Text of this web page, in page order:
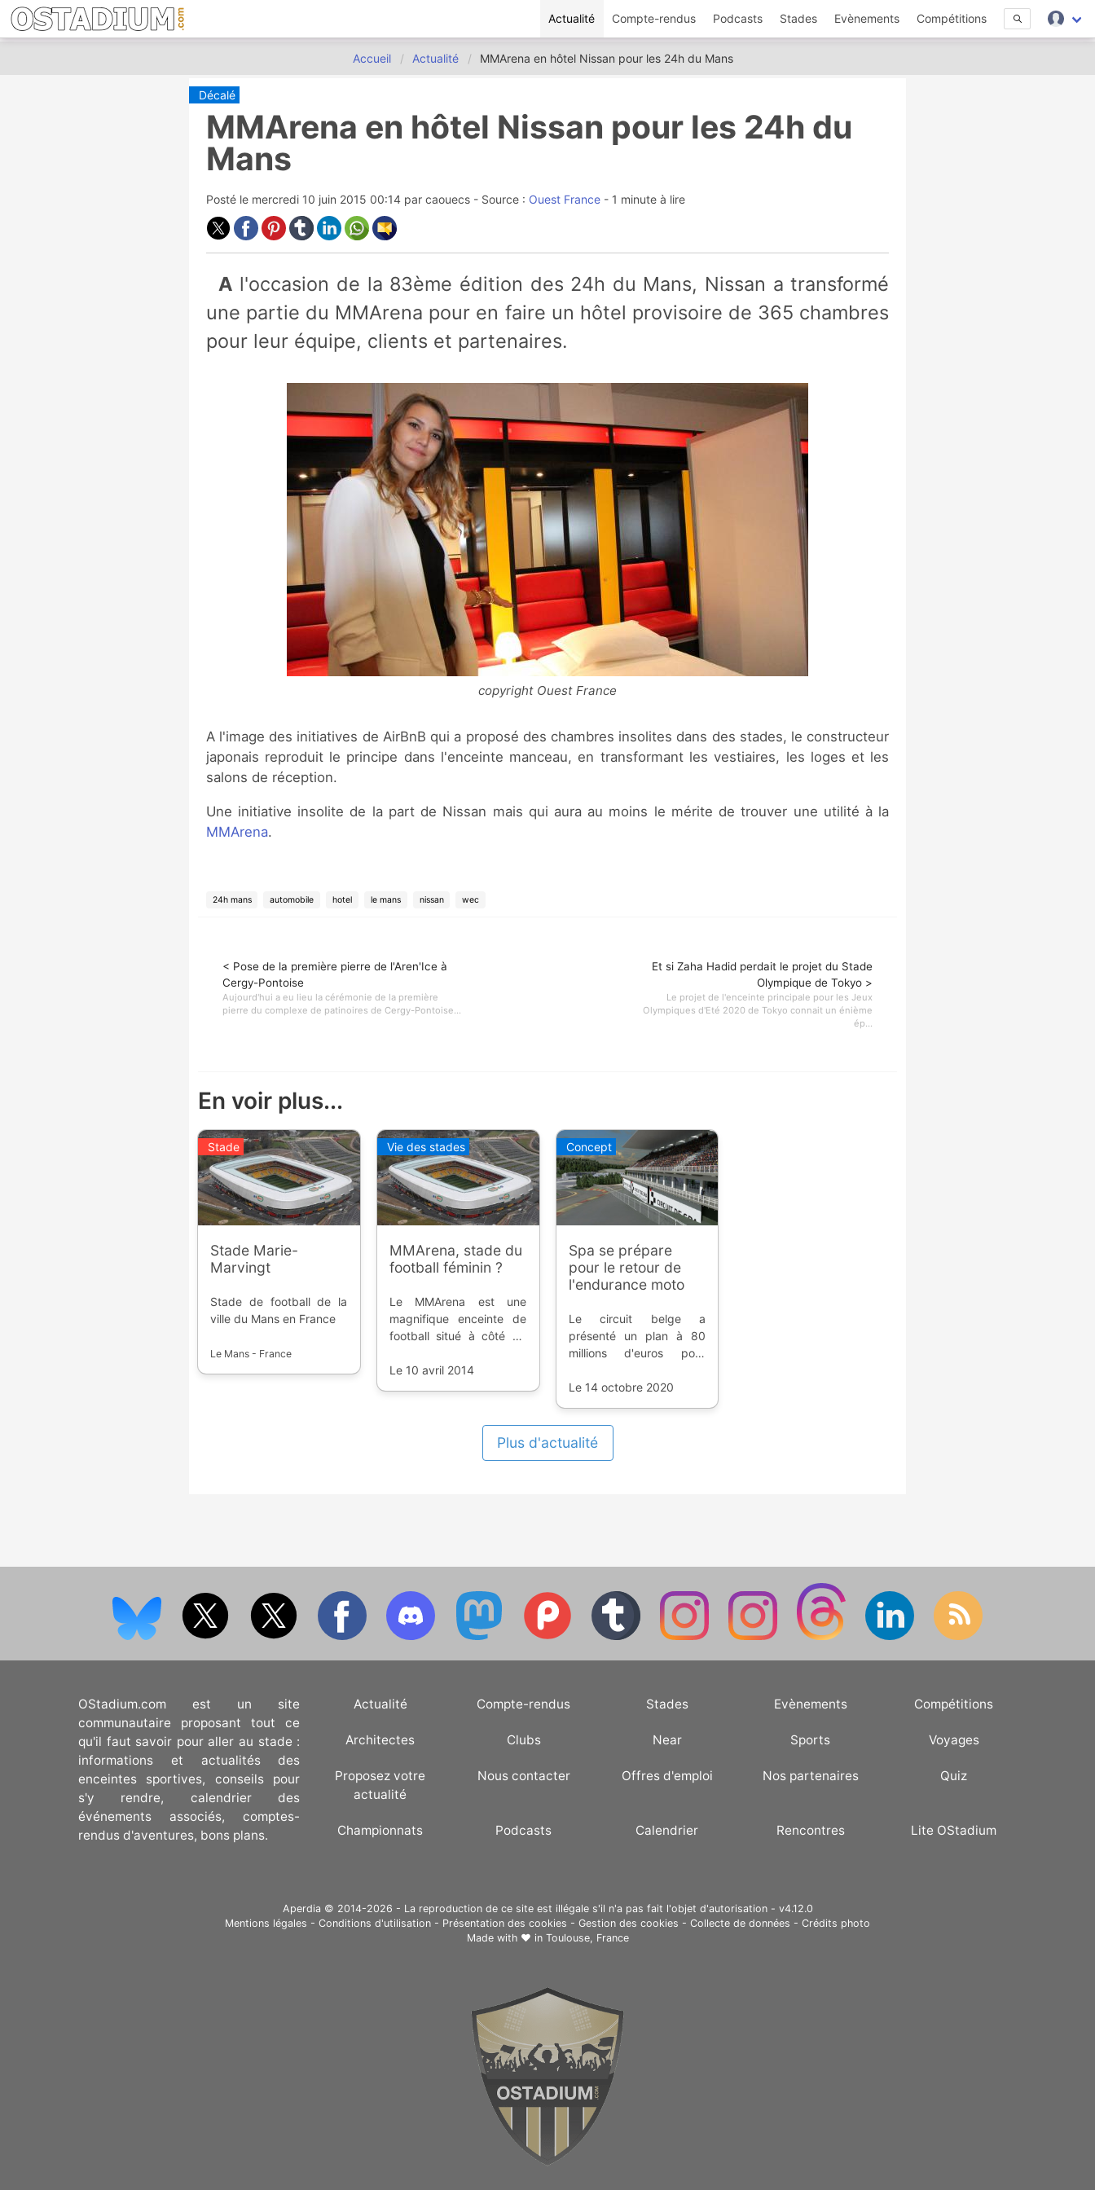
Actualité Compte-rendus Podcasts Stades Evènements Compétitions
Accueil Actualité MMArena en hôtel Nissan pour les 24h du Mans
Décalé
MMArena en hôtel Nissan pour les 24h du
Mans
Posté le mercredi 10 juin 2015 00:14 par caouecs - Source : Ouest France- 1 minute à lire
A l'occasion de la 83ème édition des 24h du Mans, Nissan a transformé
une partie du MMArena pour en faire un hôtel provisoire de 365 chambres
pour leur équipe, clients et partenaires.
copyright Ouest France
A l'image des initiatives de AirBnB qui a proposé des chambres insolites dans des stades, le constructeur
japonais reproduit le principe dans l'enceinte manceau, en transformant les vestiaires, les loges et les
salons de réception.
Une initiative insolite de la part de Nissan mais qui aura au moins le mérite de trouver une utilité à la
MMArena.
24h mans automobile hotel le mans nissan wec
< Pose de la première pierre de l'Aren'Ice à
Cergy-Pontoise
Aujourd'hui a eu lieu la cérémonie de la première
pierre du complexe de patinoires de Cergy-Pontoise...
Et si Zaha Hadid perdait le projet du Stade
Olympique de Tokyo >
Le projet de l'enceinte principale pour les Jeux
Olympiques d'Eté 2020 de Tokyo connait un énième
ép...
En voir plus...
Stade
Stade Marie-
Marvingt
Stade de football de la
ville du Mans en France
Le Mans - France
Vie des stades
MMArena, stade du
football féminin ?
Le MMArena est une
magnifique enceinte de
football situé à côté du
mais qui n'a plus de club
finale de la Coupe de
France de football
Le 10 avril 2014
Concept
Spa se prépare
pour le retour de
l'endurance moto
Le circuit belge a
présenté un plan à 80
millions d'euros pour
MOTOS d'ici juin 2022.
Le 14 octobre 2020
Plus d'actualité
OStadium.com est un site
communautaire proposant tout ce
qu'il faut savoir pour aller au stade :
informations et actualités des
enceintes sportives, conseils pour
s'y rendre, calendrier des
événements associés, comptes-
rendus d'aventures, bons plans.
Actualité Compte-rendus Stades Evènements Compétitions
Architectes Clubs Near Sports Voyages
Proposez votre
actualité
Nous contacter Offres d'emploi Nos partenaires Quiz
Championnats Podcasts Calendrier Rencontres Lite OStadium
Aperdia © 2014-2026 - La reproduction de ce site est illégale s'il n'a pas fait l'objet d'autorisation - v4.12.0
Mentions légales - Conditions d'utilisation - Présentation des cookies - Gestion des cookies - Collecte de données - Crédits photo
Made with ❤ in Toulouse, France